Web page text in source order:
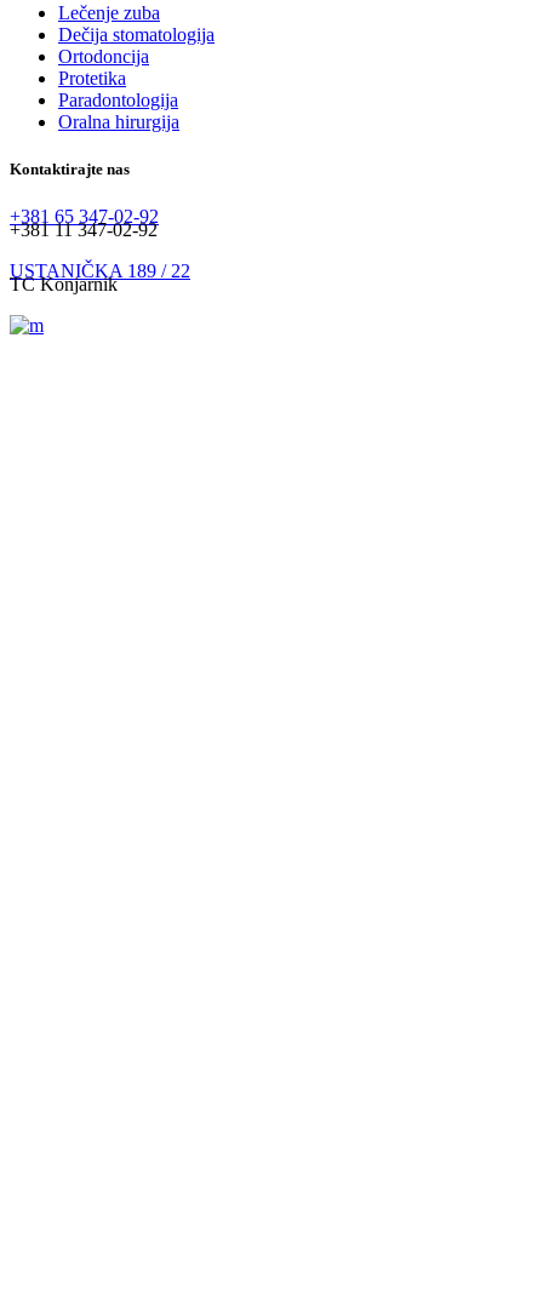
Lečenje zuba
Dečija stomatologija
Ortodoncija
Protetika
Paradontologija
Oralna hirurgija
Kontaktirajte nas
+381 65 347-02-92
+381 11 347-02-92
USTANIČKA 189 / 22
TC Konjarnik